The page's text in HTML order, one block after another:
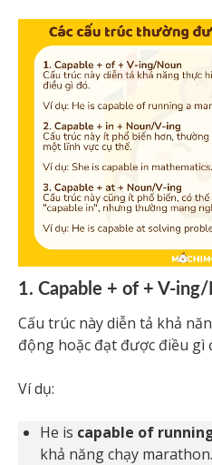
1. Capable + of + V-
Cấu trúc này diễn tả khả
động hoặc đạt được điều gì
Ví dụ:
He is capable of
khả năng chạy